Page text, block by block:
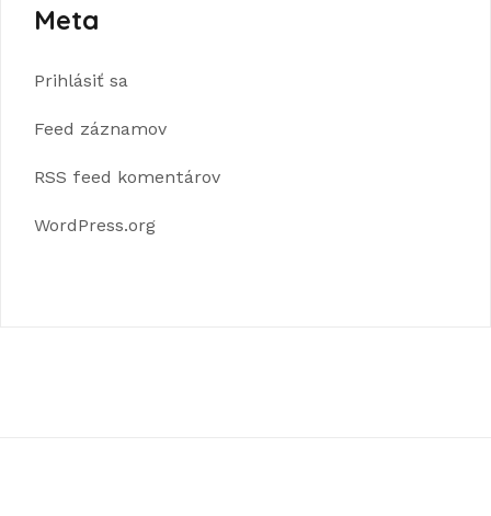
Meta
Prihlásiť sa
Feed záznamov
RSS feed komentárov
WordPress.org